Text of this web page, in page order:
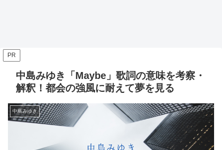
PR
中島みゆき「Maybe」歌詞の意味を考察・
解釈！都会の強風に耐えて夢を見る
中島みゆき